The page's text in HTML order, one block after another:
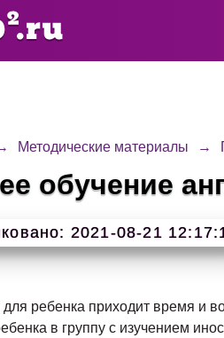
Методические материалы →
обучение
2021-08-21
для ребенка приходит время и
в группу с изучением